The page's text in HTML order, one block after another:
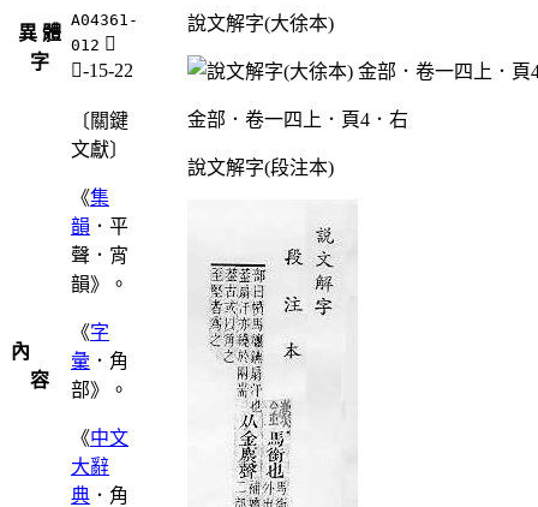
異 體
字
A04361-
012 𧥍
角-15-22
內
容
〔關鍵
文獻〕
《集
韻 ．平
聲．宵
韻》。
《字
彙 ．角
部》。
《中文
大辭
典 ．角
說文解字(大徐本)
金部．卷一四上．頁4．右
說文解字(段注本)